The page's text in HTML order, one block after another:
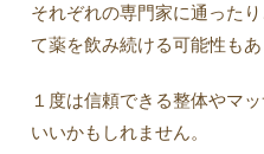
それぞれの専門家に通った
て薬を飲み続ける可能性もあ
１度は信頼できる整体やマ
いいかもしれません。